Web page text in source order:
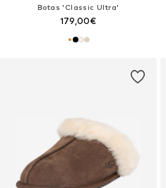
Botas 'Classic Ultra'
179,00€